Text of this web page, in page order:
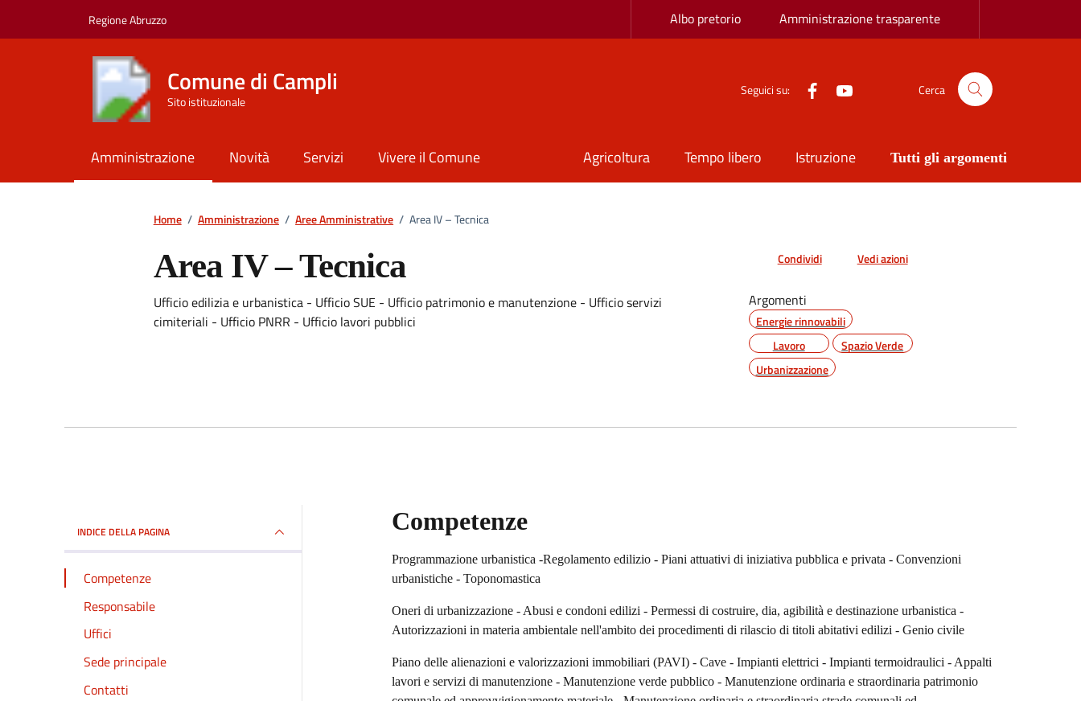
Regione Abruzzo Albo pretorio Amministrazione trasparente
Comune di Campli
Sito istituzionale
Seguici su: Facebook Cerca
Amministrazione Novità Servizi Vivere il Comune Agricoltura Tempo libero Istruzione Tutti gli argomenti
Home / Amministrazione / Aree Amministrative / Area IV – Tecnica
Area IV – Tecnica
Ufficio edilizia e urbanistica - Ufficio SUE - Ufficio patrimonio e manutenzione - Ufficio servizi
cimiteriali - Ufficio PNRR - Ufficio lavori pubblici
Condividi Vedi azioni
Argomenti
Energie rinnovabili
Lavoro
Spazio Verde
Urbanizzazione
INDICE DELLA PAGINA
Competenze
Responsabile
Uffici
Sede principale
Contatti
Competenze
Programmazione urbanistica -Regolamento edilizio - Piani attuativi di iniziativa pubblica e privata - Convenzioni
urbanistiche - Toponomastica
Oneri di urbanizzazione - Abusi e condoni edilizi - Permessi di costruire, dia, agibilità e destinazione urbanistica -
Autorizzazioni in materia ambientale nell'ambito dei procedimenti di rilascio di titoli abitativi edilizi - Genio civile
Piano delle alienazioni e valorizzazioni immobiliari (PAVI) - Cave - Impianti elettrici - Impianti termoidraulici - Appalti
lavori e servizi di manutenzione - Manutenzione verde pubblico - Manutenzione ordinaria e straordinaria patrimonio